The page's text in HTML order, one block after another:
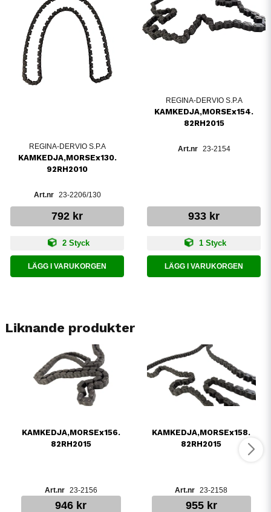
REGINA-DERVIO S.P.A
KAMKEDJA,MORSEx130.
92RH2010
23-2206/130
792 kr
2 Styck
LÄGG I VARUKORGEN
REGINA-DERVIO S.P.A
KAMKEDJA,MORSEx154.
82RH2015
23-2154
933 kr
1 Styck
LÄGG I VARUKORGEN
Liknande produkter
KAMKEDJA,MORSEx156.
82RH2015
23-2156
946 kr
KAMKEDJA,MORSEx158.
82RH2015
23-2158
955 kr